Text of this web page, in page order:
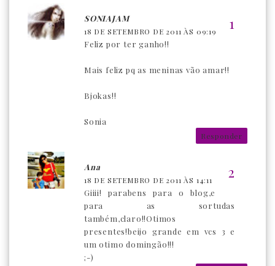
SONIAJAM
18 DE SETEMBRO DE 2011 ÀS 09:19
Feliz por ter ganho!!
Mais feliz pq as meninas vão amar!!
Bjokas!!
Sonia
Responder
Ana
18 DE SETEMBRO DE 2011 ÀS 14:11
Giiii! parabens para o blog,e
para as sortudas
também,claro!!Otimos
presentes!beijo grande em vcs 3 e
um otimo domingão!!!
;-)